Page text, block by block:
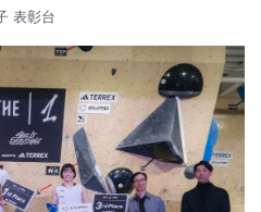
表彰台